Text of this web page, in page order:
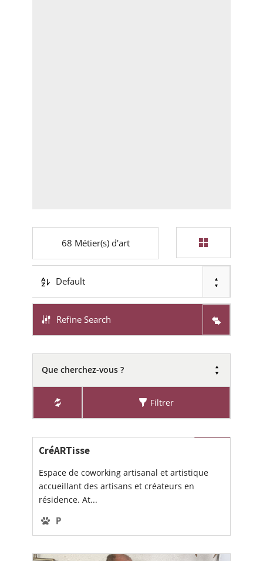
68 Métier(s) d'art
Default
Refine Search
Que cherchez-vous ?
Filtrer
CréARTisse
Espace de coworking artisanal et artistique
accueillant des artisans et créateurs en
résidence. At...